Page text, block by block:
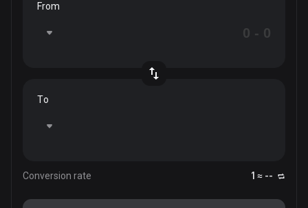
From
To
Conversion rate 1 ≈ --